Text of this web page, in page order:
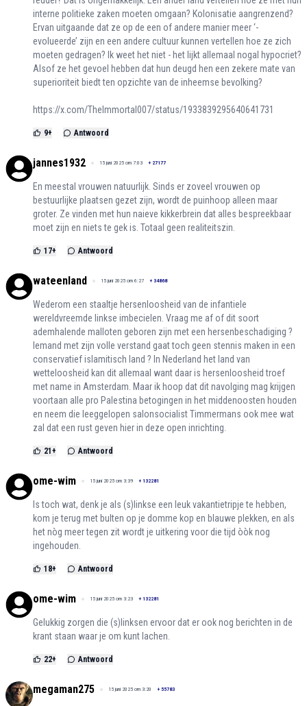
interne politieke zaken moeten omgaan? Kolonisatie aangrenzend?
Ervan uitgaande dat ze op de een of andere manier meer ‘-
evolueerde’ zijn en een andere cultuur kunnen vertellen hoe ze zich
moeten gedragen? Ik weet het niet - het lijkt allemaal nogal hypocriet?
Alsof ze het gevoel hebben dat hun deugd hen een zekere mate van
superioriteit biedt ten opzichte van de inheemse bevolking?
https://x.com/TheImmortal007/status/1933839295640641731
9+ Antwoord
jannes1932 15 juni 2025 om 7:03 + 27177
En meestal vrouwen natuurlijk. Sinds er zoveel vrouwen op
bestuurlijke plaatsen gezet zijn, wordt de puinhoop alleen maar
groter. Ze vinden met hun naieve kikkerbrein dat alles bespreekbaar
moet zijn en niets te gek is. Totaal geen realiteitszin.
17+ Antwoord
wateenland 15 juni 2025 om 6:27 + 34868
Wederom een staaltje hersenloosheid van de infantiele
wereldvreemde linkse imbecielen. Vraag me af of dit soort
ademhalende malloten geboren zijn met een hersenbeschadiging ?
Iemand met zijn volle verstand gaat toch geen stennis maken in een
conservatief islamitisch land ? In Nederland het land van
wetteloosheid kan dit allemaal want daar is hersenloosheid troef
met name in Amsterdam. Maar ik hoop dat dit navolging mag krijgen
voortaan alle pro Palestina betogingen in het middenoosten houden
en neem die leeggelopen salonsocialist Timmermans ook mee wat
zal dat een rust geven hier in deze open inrichting.
21+ Antwoord
ome-wim 15 juni 2025 om 3:39 + 132281
Is toch wat, denk je als (s)linkse een leuk vakantietripje te hebben,
kom je terug met bulten op je domme kop en blauwe plekken, en als
het nòg meer tegen zit wordt je uitkering voor die tijd òòk nog
ingehouden.
18+ Antwoord
ome-wim 15 juni 2025 om 3:23 + 132281
Gelukkig zorgen die (s)linksen ervoor dat er ook nog berichten in de
krant staan waar je om kunt lachen.
22+ Antwoord
megaman275 15 juni 2025 om 3:20 + 55783